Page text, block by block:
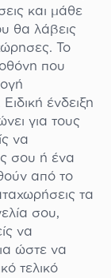
και μάθε
θα λάβεις
Το
που
ένδειξη
για τους
να
σου ή ένα
από το
τα
σου,
να
ώστε να
τελικό